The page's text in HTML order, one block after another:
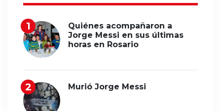
Quiénes acompañaron a
Jorge Messi en sus últimas
horas en Rosario
Murió Jorge Messi